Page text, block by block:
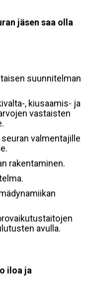
jäsen saa olla
suunnitelman
, kiusaamis- ja
vastaisten
valmentajille
rakentaminen.
avulla.
iloa ja